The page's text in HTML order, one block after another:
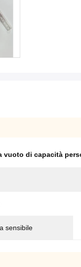
vuoto di capacità
sensibile